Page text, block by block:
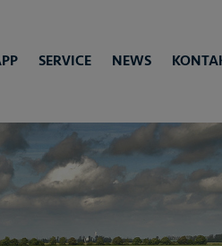
SERVICE NEWS